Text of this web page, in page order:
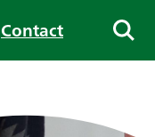
Contact